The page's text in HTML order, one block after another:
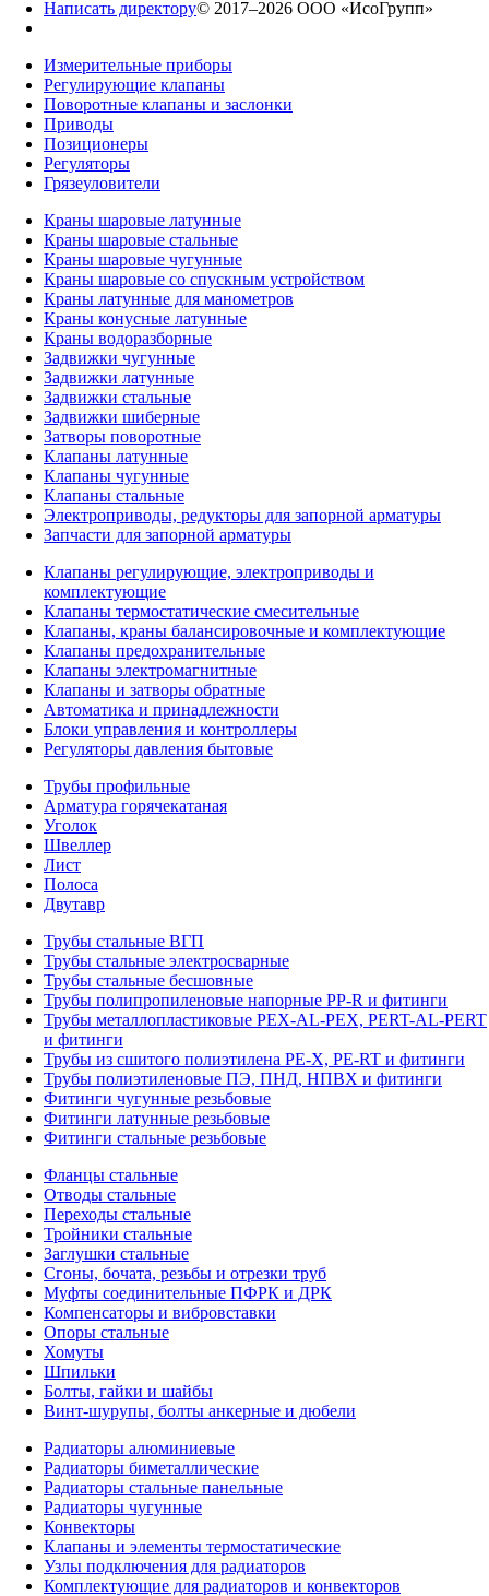
Написать директору© 2017–2026 ООО «ИсоГрупп»
Измерительные приборы
Регулирующие клапаны
Поворотные клапаны и заслонки
Приводы
Позиционеры
Регуляторы
Грязеуловители
Краны шаровые латунные
Краны шаровые стальные
Краны шаровые чугунные
Краны шаровые со спускным устройством
Краны латунные для манометров
Краны конусные латунные
Краны водоразборные
Задвижки чугунные
Задвижки латунные
Задвижки стальные
Задвижки шиберные
Затворы поворотные
Клапаны латунные
Клапаны чугунные
Клапаны стальные
Электроприводы, редукторы для запорной арматуры
Запчасти для запорной арматуры
Клапаны регулирующие, электроприводы и
комплектующие
Клапаны термостатические смесительные
Клапаны, краны балансировочные и комплектующие
Клапаны предохранительные
Клапаны электромагнитные
Клапаны и затворы обратные
Автоматика и принадлежности
Блоки управления и контроллеры
Регуляторы давления бытовые
Трубы профильные
Арматура горячекатаная
Уголок
Швеллер
Лист
Полоса
Двутавр
Трубы стальные ВГП
Трубы стальные электросварные
Трубы стальные бесшовные
Трубы полипропиленовые напорные PP-R и фитинги
Трубы металлопластиковые PEX-AL-PEX, PERT-AL-PERT
и фитинги
Трубы из сшитого полиэтилена PE-X, PE-RT и фитинги
Трубы полиэтиленовые ПЭ, ПНД, НПВХ и фитинги
Фитинги чугунные резьбовые
Фитинги латунные резьбовые
Фитинги стальные резьбовые
Фланцы стальные
Отводы стальные
Переходы стальные
Тройники стальные
Заглушки стальные
Сгоны, бочата, резьбы и отрезки труб
Муфты соединительные ПФРК и ДРК
Компенсаторы и вибровставки
Опоры стальные
Хомуты
Шпильки
Болты, гайки и шайбы
Винт-шурупы, болты анкерные и дюбели
Радиаторы алюминиевые
Радиаторы биметаллические
Радиаторы стальные панельные
Радиаторы чугунные
Конвекторы
Клапаны и элементы термостатические
Узлы подключения для радиаторов
Комплектующие для радиаторов и конвекторов